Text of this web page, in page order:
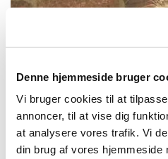
Denne hjemmeside bruger
Vi bruger cookies til at
annoncer, til at vise dig
at analysere vores trafik. Vi
din brug af vores hjemmeside